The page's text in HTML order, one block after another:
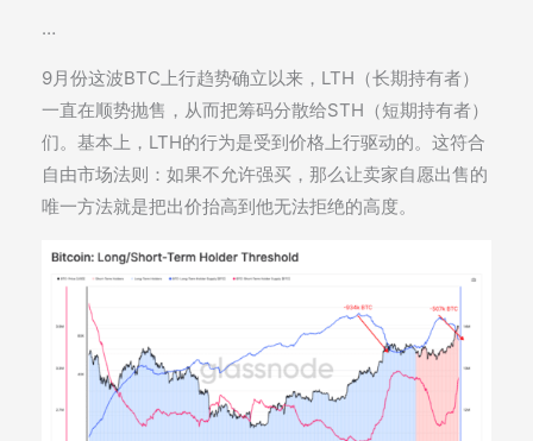
…
9月份这波BTC上行趋势确立以来，LTH（长期持有者）
一直在顺势抛售，从而把筹码分散给STH（短期持有者）
们。基本上，LTH的行为是受到价格上行驱动的。这符合
自由市场法则：如果不允许强买，那么让卖家自愿出售的
唯一方法就是把出价抬高到他无法拒绝的高度。